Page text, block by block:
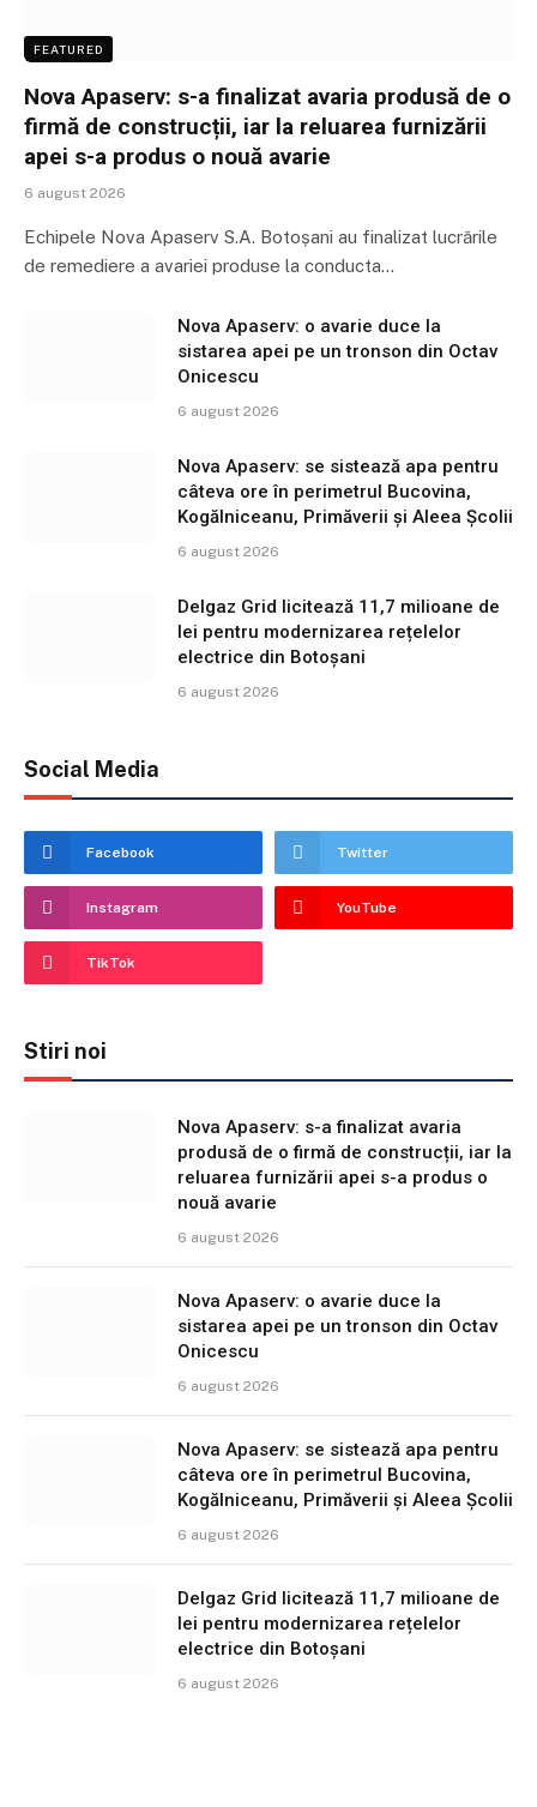
FEATURED
Nova Apaserv: s-a finalizat avaria produsă de o
firmă de construcții, iar la reluarea furnizării
apei s-a produs o nouă avarie
6 august 2026
Echipele Nova Apaserv S.A. Botoșani au finalizat lucrările
de remediere a avariei produse la conducta…
Nova Apaserv: o avarie duce la
sistarea apei pe un tronson din Octav
Onicescu
6 august 2026
Nova Apaserv: se sistează apa pentru
câteva ore în perimetrul Bucovina,
Kogălniceanu, Primăverii și Aleea Școlii
6 august 2026
Delgaz Grid licitează 11,7 milioane de
lei pentru modernizarea rețelelor
electrice din Botoșani
6 august 2026
Social Media
Facebook Twitter
Instagram YouTube
TikTok
Stiri noi
Nova Apaserv: s-a finalizat avaria
produsă de o firmă de construcții, iar la
reluarea furnizării apei s-a produs o
nouă avarie
6 august 2026
Nova Apaserv: o avarie duce la
sistarea apei pe un tronson din Octav
Onicescu
6 august 2026
Nova Apaserv: se sistează apa pentru
câteva ore în perimetrul Bucovina,
Kogălniceanu, Primăverii și Aleea Școlii
6 august 2026
Delgaz Grid licitează 11,7 milioane de
lei pentru modernizarea rețelelor
electrice din Botoșani
6 august 2026